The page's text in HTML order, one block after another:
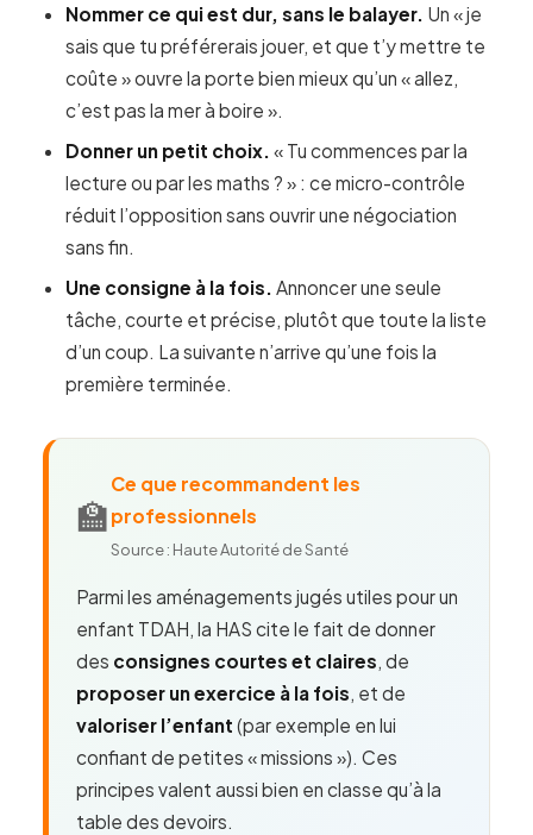
Nommer ce qui est dur, sans le balayer. Un « je
sais que tu préférerais jouer, et que t’y mettre te
coûte » ouvre la porte bien mieux qu’un « allez,
c’est pas la mer à boire ».
Donner un petit choix. « Tu commences par la
lecture ou par les maths ? » : ce micro-contrôle
réduit l’opposition sans ouvrir une négociation
sans fin.
Une consigne à la fois. Annoncer une seule
tâche, courte et précise, plutôt que toute la liste
d’un coup. La suivante n’arrive qu’une fois la
première terminée.
🏫
Ce que recommandent les
professionnels
Source : Haute Autorité de Santé
Parmi les aménagements jugés utiles pour un
enfant TDAH, la HAS cite le fait de donner
des consignes courtes et claires, de
proposer un exercice à la fois, et de
valoriser l’enfant (par exemple en lui
confiant de petites « missions »). Ces
principes valent aussi bien en classe qu’à la
table des devoirs.